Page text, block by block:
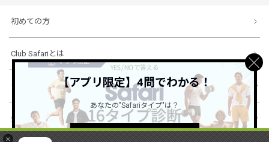
×
初めての方
Club Safariとは
ショッピングガイド
会社概要・規約
【アプリ限定】4問でわかる！
あなたの"Safariタイプ"は？
詳しくはこちら ＞